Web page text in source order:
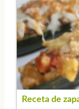
Receta de